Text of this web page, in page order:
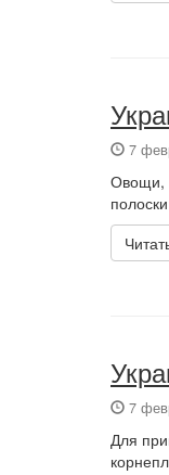
7
Овощи,
7
Для